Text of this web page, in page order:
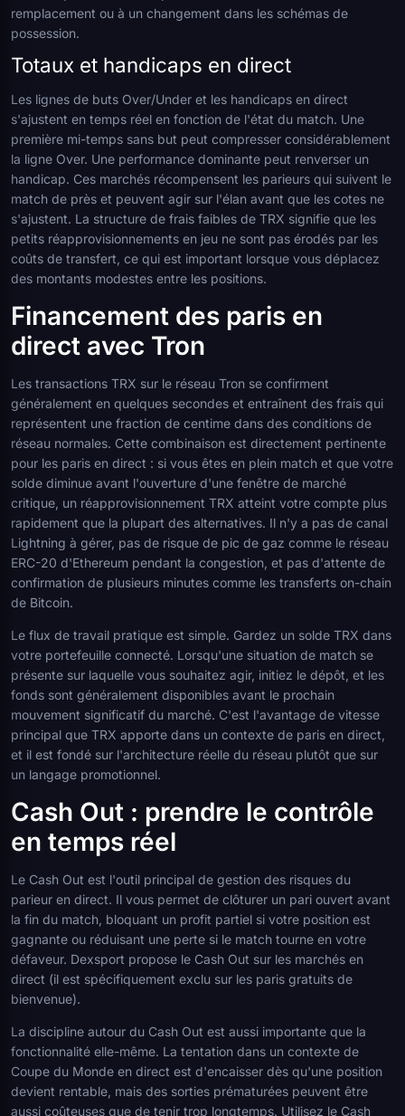
remplacement ou à un changement dans les schémas de
possession.
Totaux et handicaps en direct
Les lignes de buts Over/Under et les handicaps en direct
s'ajustent en temps réel en fonction de l'état du match. Une
première mi-temps sans but peut compresser considérablement
la ligne Over. Une performance dominante peut renverser un
handicap. Ces marchés récompensent les parieurs qui suivent le
match de près et peuvent agir sur l'élan avant que les cotes ne
s'ajustent. La structure de frais faibles de TRX signifie que les
petits réapprovisionnements en jeu ne sont pas érodés par les
coûts de transfert, ce qui est important lorsque vous déplacez
des montants modestes entre les positions.
Financement des paris en
direct avec Tron
Les transactions TRX sur le réseau Tron se confirment
généralement en quelques secondes et entraînent des frais qui
représentent une fraction de centime dans des conditions de
réseau normales. Cette combinaison est directement pertinente
pour les paris en direct : si vous êtes en plein match et que votre
solde diminue avant l'ouverture d'une fenêtre de marché
critique, un réapprovisionnement TRX atteint votre compte plus
rapidement que la plupart des alternatives. Il n'y a pas de canal
Lightning à gérer, pas de risque de pic de gaz comme le réseau
ERC-20 d'Ethereum pendant la congestion, et pas d'attente de
confirmation de plusieurs minutes comme les transferts on-chain
de Bitcoin.
Le flux de travail pratique est simple. Gardez un solde TRX dans
votre portefeuille connecté. Lorsqu'une situation de match se
présente sur laquelle vous souhaitez agir, initiez le dépôt, et les
fonds sont généralement disponibles avant le prochain
mouvement significatif du marché. C'est l'avantage de vitesse
principal que TRX apporte dans un contexte de paris en direct,
et il est fondé sur l'architecture réelle du réseau plutôt que sur
un langage promotionnel.
Cash Out : prendre le contrôle
en temps réel
Le Cash Out est l'outil principal de gestion des risques du
parieur en direct. Il vous permet de clôturer un pari ouvert avant
la fin du match, bloquant un profit partiel si votre position est
gagnante ou réduisant une perte si le match tourne en votre
défaveur. Dexsport propose le Cash Out sur les marchés en
direct (il est spécifiquement exclu sur les paris gratuits de
bienvenue).
La discipline autour du Cash Out est aussi importante que la
fonctionnalité elle-même. La tentation dans un contexte de
Coupe du Monde en direct est d'encaisser dès qu'une position
devient rentable, mais des sorties prématurées peuvent être
aussi coûteuses que de tenir trop longtemps. Utilisez le Cash